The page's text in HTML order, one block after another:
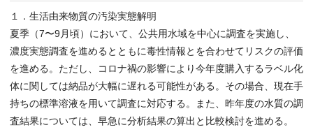
１．生活由来物質の汚染実態解明
夏季（7〜9月頃）において、公共用水域を中心に調査を実施し、
濃度実態調査を進めるとともに毒性情報とを合わせてリスクの評価
を進める。ただし、コロナ禍の影響により今年度購入するラベル化
体に関しては納品が大幅に遅れる可能性がある。その場合、現在手
持ちの標準溶液を用いて調査に対応する。また、昨年度の水質の調
査結果については、早急に分析結果の算出と比較検討を進める。